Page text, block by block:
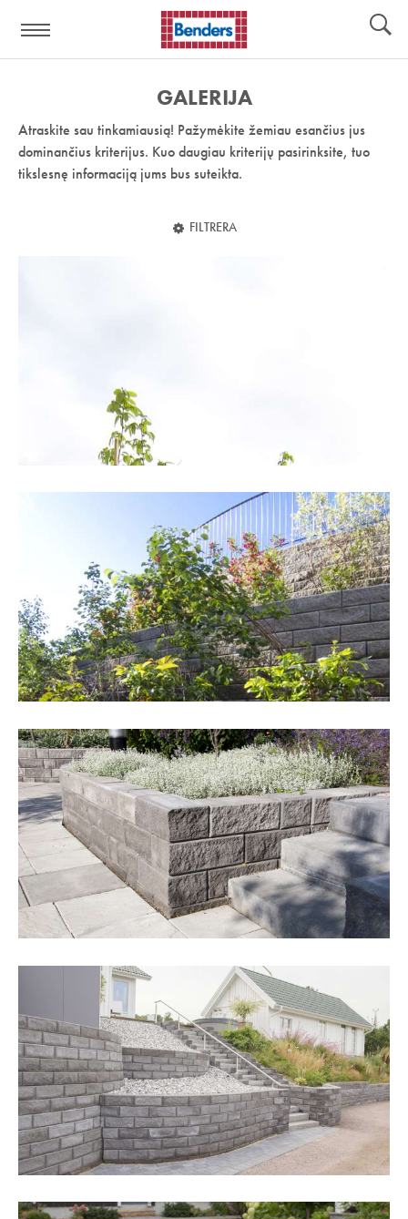
nuoroda:
GALERIJA
Atraskite sau tinkamiausią! Pažymėkite žemiau esančius jus
dominančius kriterijus. Kuo daugiau kriterijų pasirinksite, tuo
tikslesnę informaciją jums bus suteikta.
FILTRERA